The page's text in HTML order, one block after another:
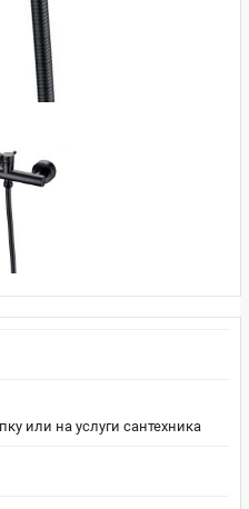
или на услуги сантехника